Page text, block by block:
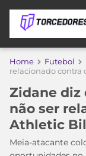
APOSTAS
DE
COPA
DO
MUNDO
Home Futebol
relacionado contra
Zidane diz
não ser
Athletic
Meia-atacante
Acesse o
no Twitter